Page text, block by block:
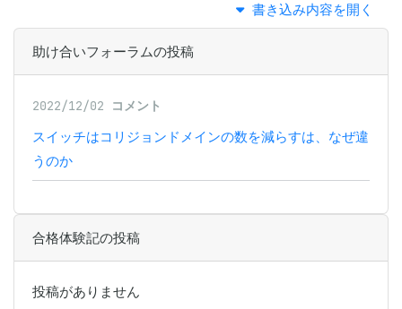
書き込み内容を開く
助け合いフォーラムの投稿
2022/12/02 コメント
スイッチはコリジョンドメインの数を減らすは、なぜ違
うのか
合格体験記の投稿
投稿がありません